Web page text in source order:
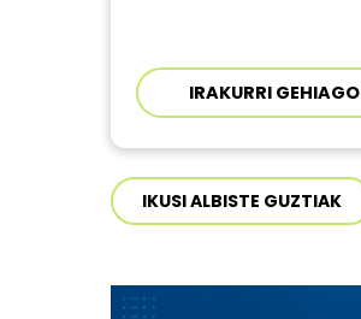
IRAKURRI GEHIAGO
IKUSI ALBISTE GUZTIAK